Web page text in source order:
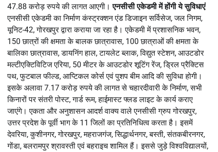
47.88 करोड़ रुपये की लागत आएगी।एनसीसी एकेडमी में होंगी ये सुविधाएं
एनसीसी एकेडमी का निर्माण कंस्ट्रक्शन एंड डिजाइन सर्विसेज, जल निगम,
यूनिट-42, गोरखपुर द्वारा कराया जा रहा है। एकेडमी में प्रशासनिक भवन,
150 छात्रों की क्षमता के बालक छात्रावास, 100 छात्राओं की क्षमता के
बालिका छात्रावास, डायनिंग हाल, टायलेट ब्लाक, विद्युत स्टेशन, आउटडोर
मल्टीएक्टिविटिज एरिया, 50 मीटर के आउटडोर शूटिंग रेंज, ड्रिल प्रैक्टिस
पथ, फुटबाल फील्ड, आप्टिकल कोर्स एवं पुशप बीम आदि की सुविधा होगी।
इसके अलावा 7.17 करोड़ रुपये की लागत से चहारदीवारी के निर्माण, सभी
किनारों पर संतरी पोस्ट, गार्ड रूम, हाईमास्ट फ्लड लाइट के कार्य कराए
जाएंगे। एकता और अनुशासन आदर्श वाक्य वाले एनसीसी ग्रुप गोरखपुर,
उत्तर प्रदेश के पूर्वी भाग के 11 जिलों का प्रतिनिधित्व करता है। इसमें
देवरिया, कुशीनगर, गोरखपुर, महराजगंज, सिद्धार्थनगर, बस्ती, संतकबीरनगर,
गोंडा, बलरामपुर श्रावस्ती एवं बहराइच शामिल हैं। इससे जुड़े विश्वविद्यालयों,